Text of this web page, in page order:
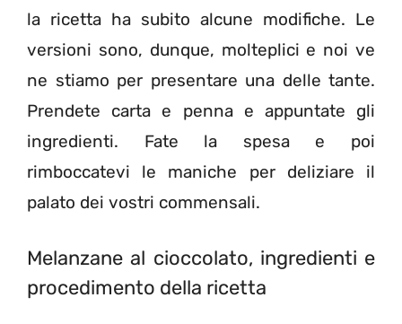
la ricetta ha subito alcune modifiche. Le
versioni sono, dunque, molteplici e noi ve
ne stiamo per presentare una delle tante.
Prendete carta e penna e appuntate gli
ingredienti. Fate la spesa e poi
rimboccatevi le maniche per deliziare il
palato dei vostri commensali.
Melanzane al cioccolato, ingredienti e
procedimento della ricetta